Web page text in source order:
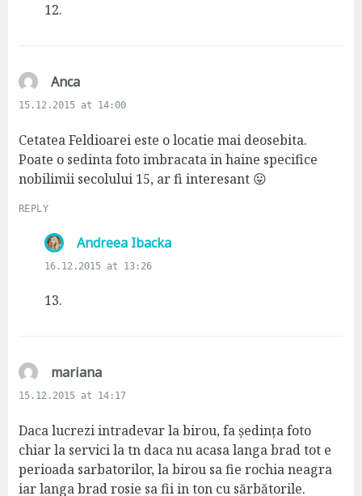
12.
Ancas
a
s
:
15.12.2015 at 14:00
Cetatea Feldioarei este o locatie mai deosebita.
Poate o sedinta foto imbracata in haine specifice
nobilimii secolului 15, ar fi interesant 😛
REPLY
Andreea Ibackas
16.12.2015 at 13:26
13.
marianas
a
s
:
15.12.2015 at 14:17
Daca lucrezi intradevar la birou, fa ședința foto
chiar la servici la tn daca nu acasa langa brad tot e
perioada sarbatorilor, la birou sa fie rochia neagra
iar langa brad rosie sa fii in ton cu sărbătorile.